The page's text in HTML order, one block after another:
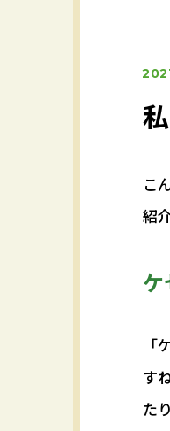
こ
紹
す
た